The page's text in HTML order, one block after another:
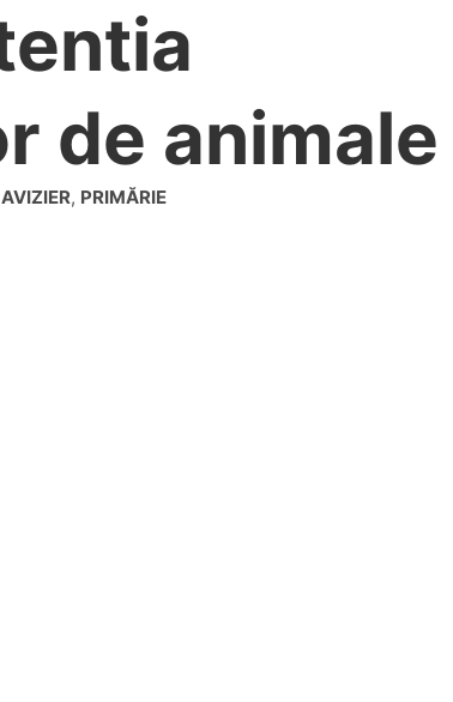
de animale
AVIZIER, PRIMĂRIE